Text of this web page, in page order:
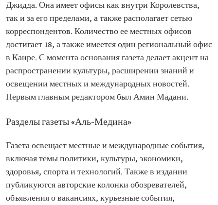
Джидда. Она имеет офисы как внутри Королевства,
так и за его пределами, а также располагает сетью
корреспондентов. Количество ее местных офисов
достигает 18, а также имеется один региональный офис
в Каире. С момента основания газета делает акцент на
распространении культуры, расширении знаний и
освещении местных и международных новостей.
Первым главным редактором был Амин Мадани.
Разделы газеты «Аль-Медина»
Газета освещает местные и международные события,
включая темы политики, культуры, экономики,
здоровья, спорта и технологий. Также в издании
публикуются авторские колонки обозревателей,
объявления о вакансиях, курьезные события,